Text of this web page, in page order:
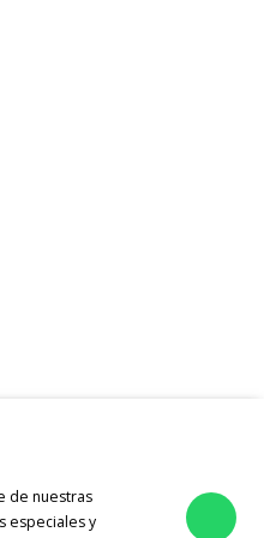
de nuestras
especiales y